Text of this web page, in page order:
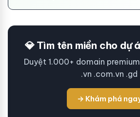
💎 Tìm tên miền cho dự
Duyệt 1.000+ domain
.vn .com.vn .gd
→ Khám phá